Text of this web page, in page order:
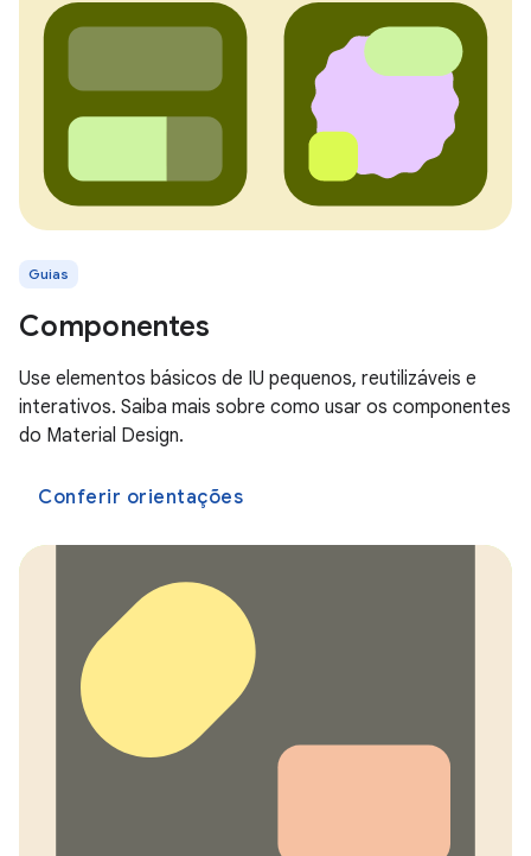
Guias
Componentes
Use elementos básicos de IU pequenos, reutilizáveis e
interativos. Saiba mais sobre como usar os componentes
do Material Design.
Conferir orientações